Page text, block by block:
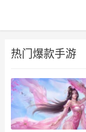
热门爆款手游